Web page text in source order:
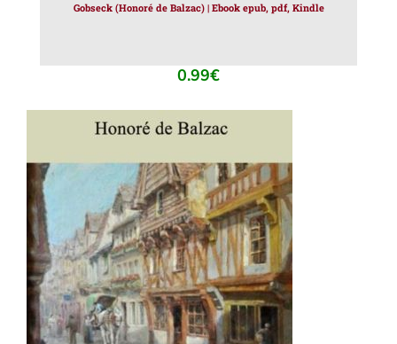
Gobseck (Honoré de Balzac) | Ebook epub, pdf, Kindle
0.99€
AJOUTER AU PANIER / DÉTAILS